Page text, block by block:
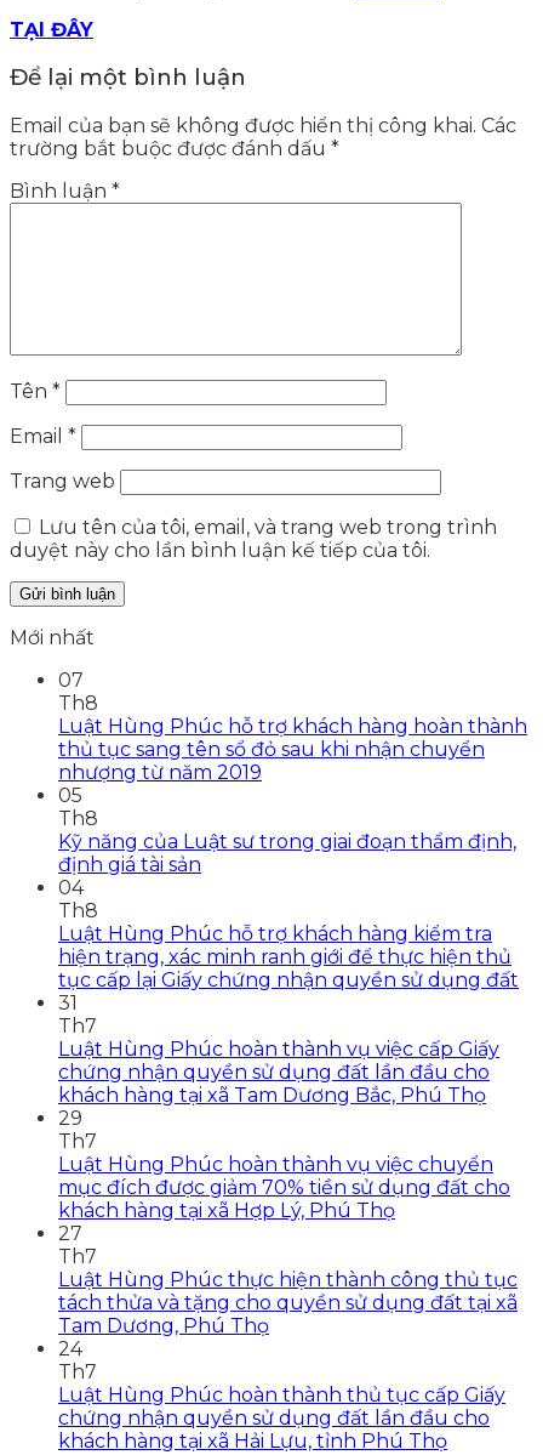
TẠI ĐÂY
Để lại một bình luận
Email của bạn sẽ không được hiển thị công khai. Các
trường bắt buộc được đánh dấu *
Bình luận *
Tên *
Email *
Trang web
Lưu tên của tôi, email, và trang web trong trình
duyệt này cho lần bình luận kế tiếp của tôi.
Mới nhất
07
Th8
Luật Hùng Phúc hỗ trợ khách hàng hoàn thành
thủ tục sang tên sổ đỏ sau khi nhận chuyển
nhượng từ năm 2019
05
Th8
Kỹ năng của Luật sư trong giai đoạn thẩm định,
định giá tài sản
04
Th8
Luật Hùng Phúc hỗ trợ khách hàng kiểm tra
hiện trạng, xác minh ranh giới để thực hiện thủ
tục cấp lại Giấy chứng nhận quyền sử dụng đất
31
Th7
Luật Hùng Phúc hoàn thành vụ việc cấp Giấy
chứng nhận quyền sử dụng đất lần đầu cho
khách hàng tại xã Tam Dương Bắc, Phú Thọ
29
Th7
Luật Hùng Phúc hoàn thành vụ việc chuyển
mục đích được giảm 70% tiền sử dụng đất cho
khách hàng tại xã Hợp Lý, Phú Thọ
27
Th7
Luật Hùng Phúc thực hiện thành công thủ tục
tách thửa và tặng cho quyền sử dụng đất tại xã
Tam Dương, Phú Thọ
24
Th7
Luật Hùng Phúc hoàn thành thủ tục cấp Giấy
chứng nhận quyền sử dụng đất lần đầu cho
khách hàng tại xã Hải Lựu, tỉnh Phú Thọ